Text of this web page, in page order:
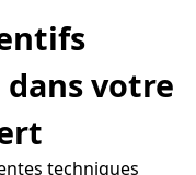
votre
techniques